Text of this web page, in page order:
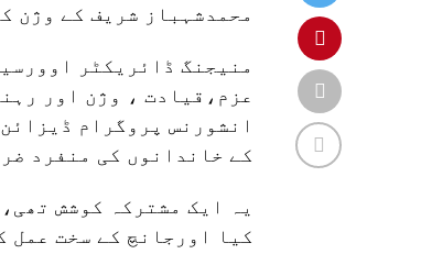
محمدشہباز شریف کے وژن
منیجنگ ڈائریکٹر
عزم،قیادت ، وژن اور
انشورنس پروگرام
کے خاندانوں کی منفرد
یہ ایک مشترکہ کوشش
کیا اورجانچ کے سخت عمل